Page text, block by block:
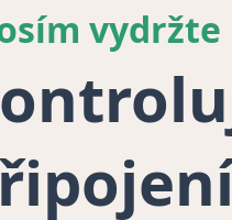
vydržte